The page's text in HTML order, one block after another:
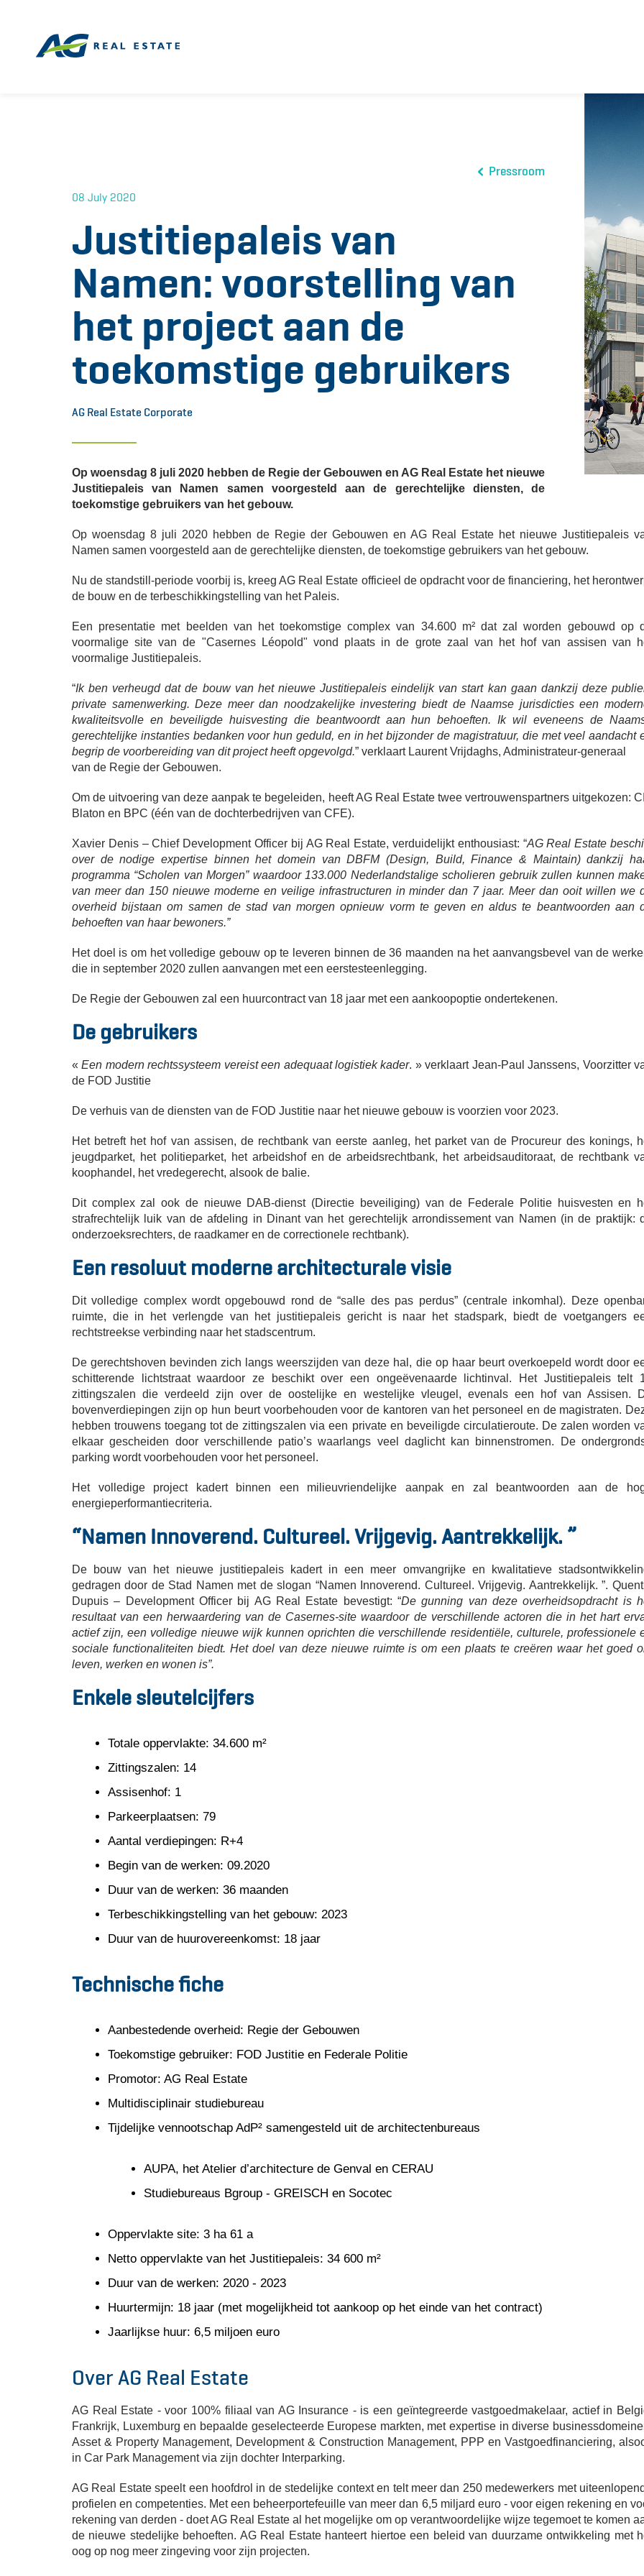
Pressroom
08 July 2020
Justitiepaleis van
Namen: voorstelling van
het project aan de
toekomstige gebruikers
AG Real Estate Corporate
Op woensdag 8 juli 2020 hebben de Regie der Gebouwen en AG Real Estate het nieuwe
Justitiepaleis van Namen samen voorgesteld aan de gerechtelijke diensten, de
toekomstige gebruikers van het gebouw.
Op woensdag 8 juli 2020 hebben de Regie der Gebouwen en AG Real Estate het nieuwe Justitiepaleis
Namen samen voorgesteld aan de gerechtelijke diensten, de toekomstige gebruikers van het gebouw.
Nu de standstill-periode voorbij is, kreeg AG Real Estate officieel de opdracht voor de financiering, het
de bouw en de terbeschikkingstelling van het Paleis.
Een presentatie met beelden van het toekomstige complex van 34.600 m² dat zal worden gebouwd op
voormalige site van de "Casernes Léopold" vond plaats in de grote zaal van het hof van assisen van
voormalige Justitiepaleis.
“Ik ben verheugd dat de bouw van het nieuwe Justitiepaleis eindelijk van start kan gaan dankzij deze
private samenwerking. Deze meer dan noodzakelijke investering biedt de Naamse jurisdicties een
kwaliteitsvolle en beveiligde huisvesting die beantwoordt aan hun behoeften. Ik wil eveneens de
gerechtelijke instanties bedanken voor hun geduld, en in het bijzonder de magistratuur, die met veel aandacht
begrip de voorbereiding van dit project heeft opgevolgd.” verklaart Laurent Vrijdaghs, Administrateur-generaal
van de Regie der Gebouwen.
Om de uitvoering van deze aanpak te begeleiden, heeft AG Real Estate twee vertrouwenspartners uitgekozen:
Blaton en BPC (één van de dochterbedrijven van CFE).
Xavier Denis – Chief Development Officer bij AG Real Estate, verduidelijkt enthousiast: “AG Real Estate
over de nodige expertise binnen het domein van DBFM (Design, Build, Finance & Maintain) dankzij
programma “Scholen van Morgen” waardoor 133.000 Nederlandstalige scholieren gebruik zullen kunnen
van meer dan 150 nieuwe moderne en veilige infrastructuren in minder dan 7 jaar. Meer dan ooit willen we
overheid bijstaan om samen de stad van morgen opnieuw vorm te geven en aldus te beantwoorden aan
behoeften van haar bewoners.”
Het doel is om het volledige gebouw op te leveren binnen de 36 maanden na het aanvangsbevel van de
die in september 2020 zullen aanvangen met een eerstesteenlegging.
De Regie der Gebouwen zal een huurcontract van 18 jaar met een aankoopoptie ondertekenen.
De gebruikers
«Een modern rechtssysteem vereist een adequaat logistiek kader. » verklaart Jean-Paul Janssens, Voorzitter
de FOD Justitie
De verhuis van de diensten van de FOD Justitie naar het nieuwe gebouw is voorzien voor 2023.
Het betreft het hof van assisen, de rechtbank van eerste aanleg, het parket van de Procureur des konings,
jeugdparket, het politieparket, het arbeidshof en de arbeidsrechtbank, het arbeidsauditoraat, de rechtbank
koophandel, het vredegerecht, alsook de balie.
Dit complex zal ook de nieuwe DAB-dienst (Directie beveiliging) van de Federale Politie huisvesten en
strafrechtelijk luik van de afdeling in Dinant van het gerechtelijk arrondissement van Namen (in de praktijk:
onderzoeksrechters, de raadkamer en de correctionele rechtbank).
Een resoluut moderne architecturale visie
Dit volledige complex wordt opgebouwd rond de “salle des pas perdus” (centrale inkomhal). Deze
ruimte, die in het verlengde van het justitiepaleis gericht is naar het stadspark, biedt de voetgangers
rechtstreekse verbinding naar het stadscentrum.
De gerechtshoven bevinden zich langs weerszijden van deze hal, die op haar beurt overkoepeld wordt door
schitterende lichtstraat waardoor ze beschikt over een ongeëvenaarde lichtinval. Het Justitiepaleis telt
zittingszalen die verdeeld zijn over de oostelijke en westelijke vleugel, evenals een hof van Assisen.
bovenverdiepingen zijn op hun beurt voorbehouden voor de kantoren van het personeel en de magistraten.
hebben trouwens toegang tot de zittingszalen via een private en beveiligde circulatieroute. De zalen worden
elkaar gescheiden door verschillende patio’s waarlangs veel daglicht kan binnenstromen. De
parking wordt voorbehouden voor het personeel.
Het volledige project kadert binnen een milieuvriendelijke aanpak en zal beantwoorden aan de
energieperformantiecriteria.
“Namen Innoverend. Cultureel. Vrijgevig. Aantrekkelijk. ”
De bouw van het nieuwe justitiepaleis kadert in een meer omvangrijke en kwalitatieve
gedragen door de Stad Namen met de slogan “Namen Innoverend. Cultureel. Vrijgevig. Aantrekkelijk. ”.
Dupuis – Development Officer bij AG Real Estate bevestigt: “De gunning van deze overheidsopdracht is
resultaat van een herwaardering van de Casernes-site waardoor de verschillende actoren die in het hart
actief zijn, een volledige nieuwe wijk kunnen oprichten die verschillende residentiële, culturele, professionele
sociale functionaliteiten biedt. Het doel van deze nieuwe ruimte is om een plaats te creëren waar het goed
leven, werken en wonen is”.
Enkele sleutelcijfers
Totale oppervlakte: 34.600 m²
Zittingszalen: 14
Assisenhof: 1
Parkeerplaatsen: 79
Aantal verdiepingen: R+4
Begin van de werken: 09.2020
Duur van de werken: 36 maanden
Terbeschikkingstelling van het gebouw: 2023
Duur van de huurovereenkomst: 18 jaar
Technische fiche
Aanbestedende overheid: Regie der Gebouwen
Toekomstige gebruiker: FOD Justitie en Federale Politie
Promotor: AG Real Estate
Multidisciplinair studiebureau
Tijdelijke vennootschap AdP² samengesteld uit de architectenbureaus
AUPA, het Atelier d’architecture de Genval en CERAU
Studiebureaus Bgroup - GREISCH en Socotec
Oppervlakte site: 3 ha 61 a
Netto oppervlakte van het Justitiepaleis: 34 600 m²
Duur van de werken: 2020 - 2023
Huurtermijn: 18 jaar (met mogelijkheid tot aankoop op het einde van het contract)
Jaarlijkse huur: 6,5 miljoen euro
Over AG Real Estate
AG Real Estate - voor 100% filiaal van AG Insurance - is een geïntegreerde vastgoedmakelaar, actief in
Frankrijk, Luxemburg en bepaalde geselecteerde Europese markten, met expertise in diverse
Asset & Property Management, Development & Construction Management, PPP en Vastgoedfinanciering,
in Car Park Management via zijn dochter Interparking.
AG Real Estate speelt een hoofdrol in de stedelijke context en telt meer dan 250 medewerkers met
profielen en competenties. Met een beheerportefeuille van meer dan 6,5 miljard euro - voor eigen rekening en
rekening van derden - doet AG Real Estate al het mogelijke om op verantwoordelijke wijze tegemoet te komen
de nieuwe stedelijke behoeften. AG Real Estate hanteert hiertoe een beleid van duurzame ontwikkeling met
oog op nog meer zingeving voor zijn projecten.